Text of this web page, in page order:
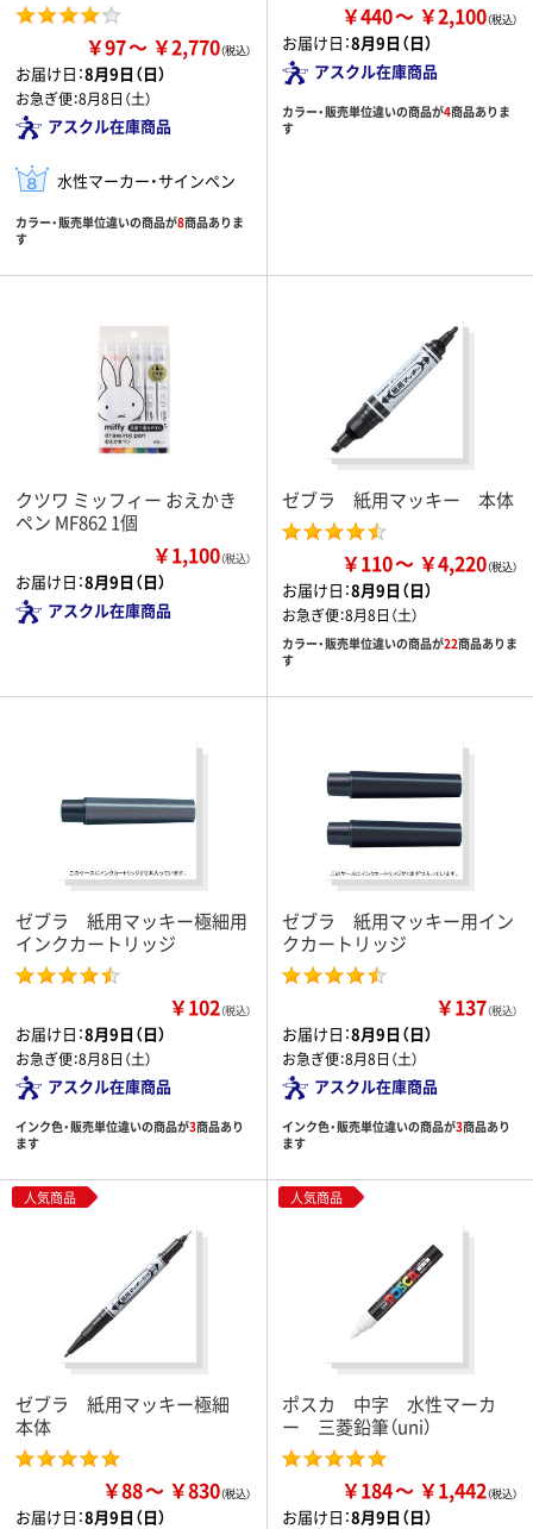
￥97 ￥2,770
お届け日：8月9日（日）
お急ぎ便：8月8日（土）
アスクル在庫商品
水性マーカー・サインペン
カラー・販売単位違いの商品が8商品ありま
す
￥440 ￥2,100
お届け日：8月9日（日）
アスクル在庫商品
カラー・販売単位違いの商品が4商品ありま
す
クツワ ミッフィー おえかき
ペン MF862 1個
￥1,100（税込）
お届け日：8月9日（日）
アスクル在庫商品
ゼブラ 紙用マッキー 本体
￥110 ￥4,220
お届け日：8月9日（日）
お急ぎ便：8月8日（土）
カラー・販売単位違いの商品が22商品ありま
す
ゼブラ 紙用マッキー極細用
インクカートリッジ
￥102（税込）
お届け日：8月9日（日）
お急ぎ便：8月8日（土）
アスクル在庫商品
インク色・販売単位違いの商品が3商品あり
ます
ゼブラ 紙用マッキー用イン
クカートリッジ
￥137（税込）
お届け日：8月9日（日）
お急ぎ便：8月8日（土）
アスクル在庫商品
インク色・販売単位違いの商品が3商品あり
ます
人気商品
ゼブラ 紙用マッキー極細
本体
￥88 ￥830
お届け日：8月9日（日）
人気商品
ポスカ 中字 水性マーカ
ー 三菱鉛筆（uni）
￥184 ￥1,442
お届け日：8月9日（日）